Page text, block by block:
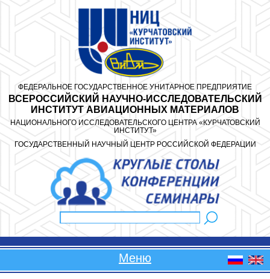
ФЕДЕРАЛЬНОЕ ГОСУДАРСТВЕННОЕ УНИТАРНОЕ ПРЕДПРИЯТИЕ
ВСЕРОССИЙСКИЙ НАУЧНО-ИССЛЕДОВАТЕЛЬСКИЙ
ИНСТИТУТ АВИАЦИОННЫХ МАТЕРИАЛОВ
НАЦИОНАЛЬНОГО ИССЛЕДОВАТЕЛЬСКОГО ЦЕНТРА «КУРЧАТОВСКИЙ
ИНСТИТУТ»
ГОСУДАРСТВЕННЫЙ НАУЧНЫЙ ЦЕНТР РОССИЙСКОЙ ФЕДЕРАЦИИ
Форма поиска
Меню